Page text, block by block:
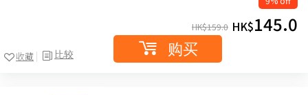
比较
收藏
HK$159.0 HK$145.0
购买